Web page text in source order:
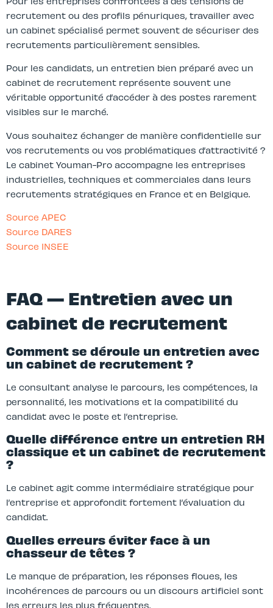
recrutement ou des profils pénuriques, travailler avec
un cabinet spécialisé permet souvent de sécuriser des
recrutements particulièrement sensibles.
Pour les candidats, un entretien bien préparé avec un
cabinet de recrutement représente souvent une
véritable opportunité d’accéder à des postes rarement
visibles sur le marché.
Vous souhaitez échanger de manière confidentielle sur
vos recrutements ou vos problématiques d’attractivité ?
Le cabinet Youman-Pro accompagne les entreprises
industrielles, techniques et commerciales dans leurs
recrutements stratégiques en France et en Belgique.
Source APEC
Source DARES
Source INSEE
FAQ — Entretien avec un
cabinet de recrutement
Comment se déroule un entretien avec
un cabinet de recrutement ?
Le consultant analyse le parcours, les compétences, la
personnalité, les motivations et la compatibilité du
candidat avec le poste et l’entreprise.
Quelle différence entre un entretien RH
classique et un cabinet de recrutement
?
Le cabinet agit comme intermédiaire stratégique pour
l’entreprise et approfondit fortement l’évaluation du
candidat.
Quelles erreurs éviter face à un
chasseur de têtes ?
Le manque de préparation, les réponses floues, les
incohérences de parcours ou un discours artificiel sont
les erreurs les plus fréquentes.